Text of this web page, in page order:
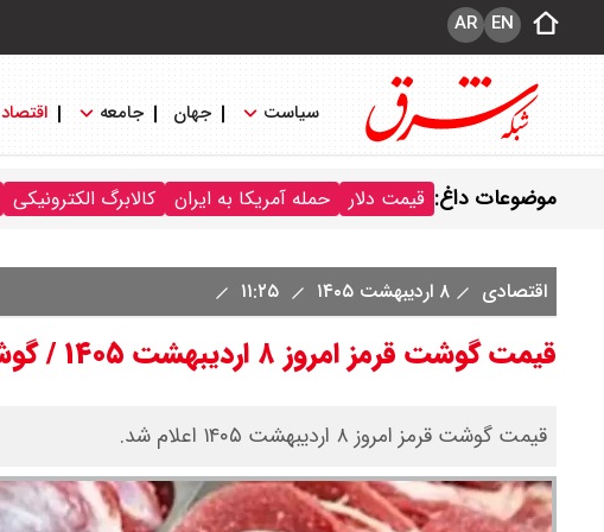
EN
AR
سیاست جهان جامعه اقتصاد
موضوعات داغ: قیمت دلار حمله آمریکا به ایران کالابرگ الکترونیکی
اقتصادی ۸ اردیبهشت ۱۴۰۵
قیمت گوشت قرمز امروز ۸ اردیبهشت ۱۴۰۵ / گوشت گوسفندی کیلویی چند؟ + جدول
قیمت گوشت قرمز امروز ۸ اردیبهشت ۱۴۰۵ اعلام شد.